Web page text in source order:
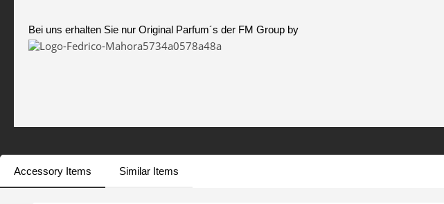
Bei uns erhalten Sie nur Original Parfum´s der FM Group by
Accessory Items Similar Items